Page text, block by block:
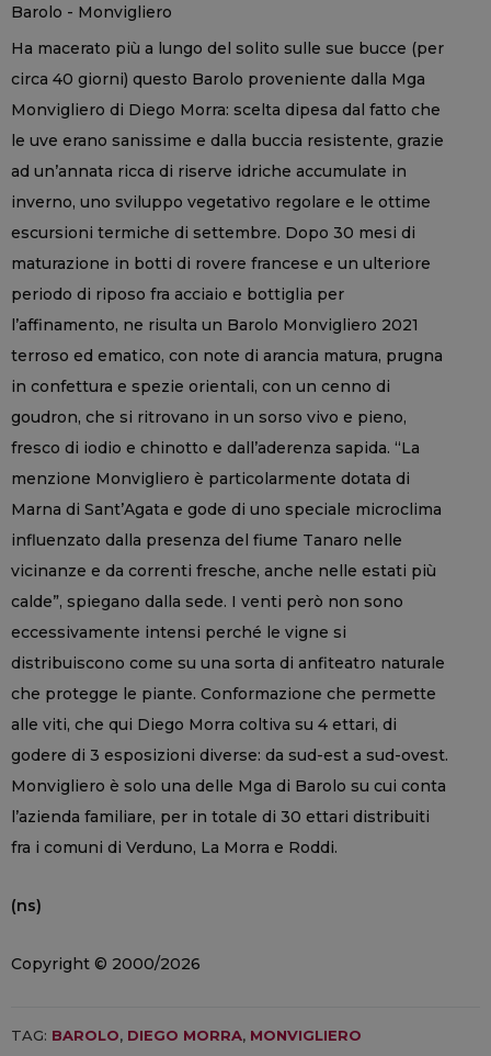
Barolo - Monvigliero
Ha macerato più a lungo del solito sulle sue bucce (per
circa 40 giorni) questo Barolo proveniente dalla Mga
Monvigliero di Diego Morra: scelta dipesa dal fatto che
le uve erano sanissime e dalla buccia resistente, grazie
ad un’annata ricca di riserve idriche accumulate in
inverno, uno sviluppo vegetativo regolare e le ottime
escursioni termiche di settembre. Dopo 30 mesi di
maturazione in botti di rovere francese e un ulteriore
periodo di riposo fra acciaio e bottiglia per
l’affinamento, ne risulta un Barolo Monvigliero 2021
terroso ed ematico, con note di arancia matura, prugna
in confettura e spezie orientali, con un cenno di
goudron, che si ritrovano in un sorso vivo e pieno,
fresco di iodio e chinotto e dall’aderenza sapida. “La
menzione Monvigliero è particolarmente dotata di
Marna di Sant’Agata e gode di uno speciale microclima
influenzato dalla presenza del fiume Tanaro nelle
vicinanze e da correnti fresche, anche nelle estati più
calde”, spiegano dalla sede. I venti però non sono
eccessivamente intensi perché le vigne si
distribuiscono come su una sorta di anfiteatro naturale
che protegge le piante. Conformazione che permette
alle viti, che qui Diego Morra coltiva su 4 ettari, di
godere di 3 esposizioni diverse: da sud-est a sud-ovest.
Monvigliero è solo una delle Mga di Barolo su cui conta
l’azienda familiare, per in totale di 30 ettari distribuiti
fra i comuni di Verduno, La Morra e Roddi.
(ns)
Copyright © 2000/2026
TAG: BAROLO, DIEGO MORRA, MONVIGLIERO